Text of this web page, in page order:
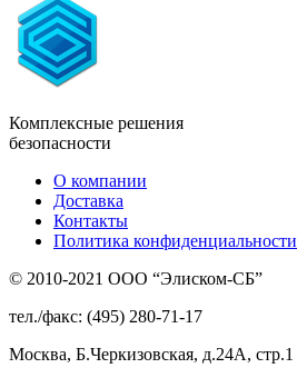
Комплексные решения
безопасности
О компании
Доставка
Контакты
Политика конфиденциальности
© 2010-2021 ООО “Элиском-СБ”
тел./факс: (495) 280-71-17
Москва, Б.Черкизовская, д.24А, стр.1